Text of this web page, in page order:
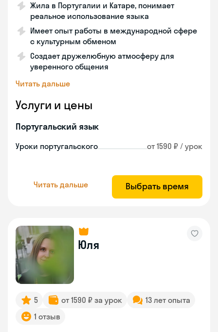
Жила в Португалии и Катаре, понимает
реальное использование языка
Имеет опыт работы в международной сфере
с культурным обменом
Создает дружелюбную атмосферу для
уверенного общения
Читать дальше
Услуги и цены
Португальский язык
Уроки португальского от 1590 ₽ / урок
Читать дальше Выбрать время
Юля
5 от 1590 ₽ за урок
13 лет опыта
1 отзыв